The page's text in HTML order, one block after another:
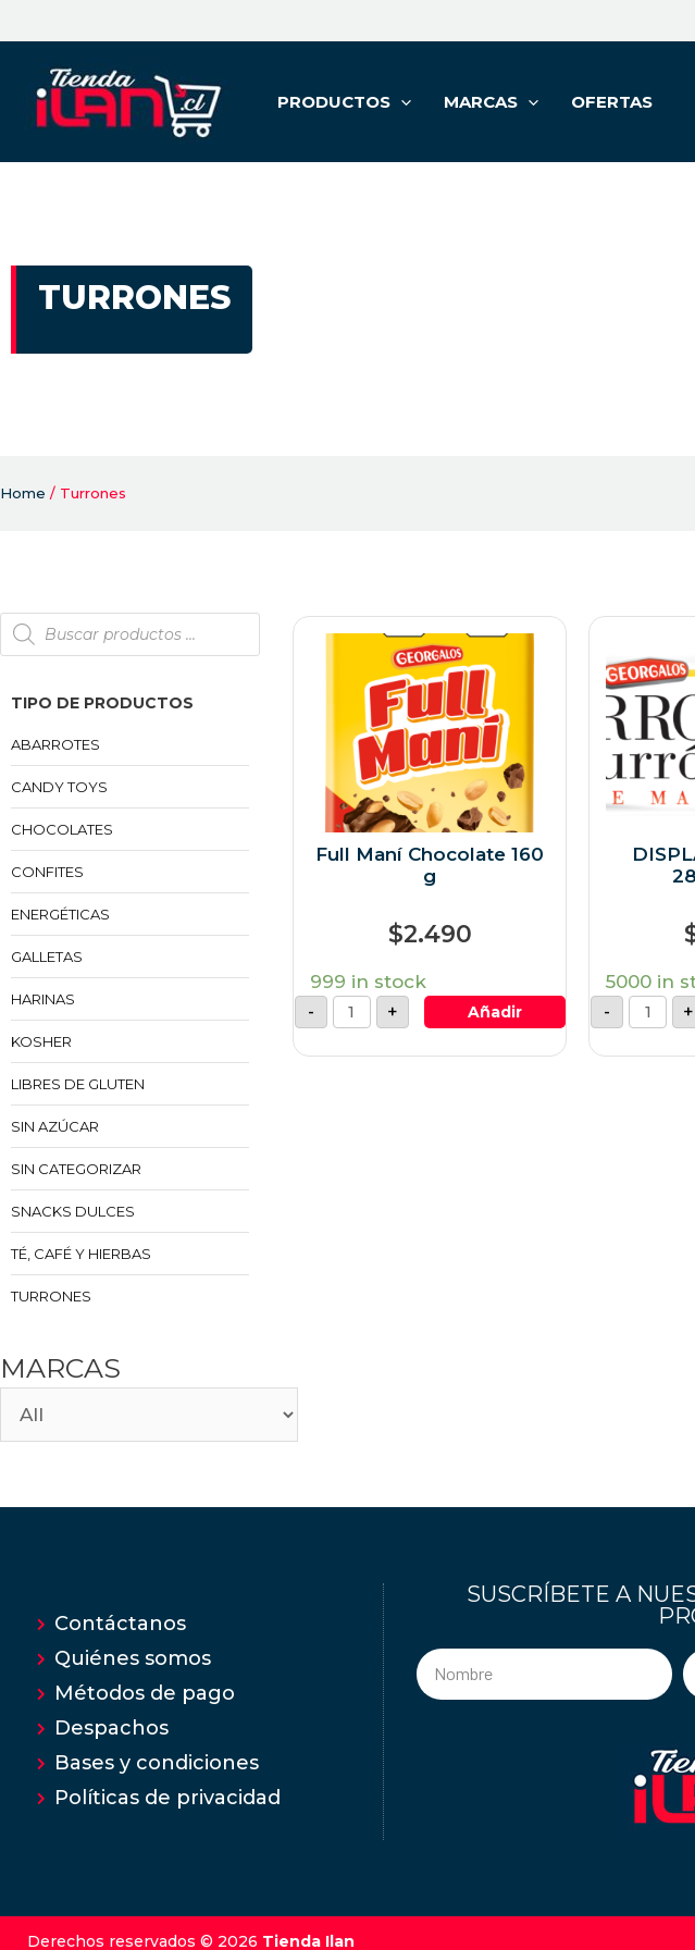
PRODUCTOS MARCAS OFERTAS
TURRONES
Home / Turrones
TIPO DE PRODUCTOS
ABARROTES
CANDY TOYS
CHOCOLATES
CONFITES
ENERGÉTICAS
GALLETAS
HARINAS
KOSHER
LIBRES DE GLUTEN
SIN AZÚCAR
SIN CATEGORIZAR
SNACKS DULCES
TÉ, CAFÉ Y HIERBAS
TURRONES
MARCAS
Full Maní Chocolate 160
g
$2.490
999 in stock
- + Añadir
5000 in
- +
Contáctanos
Quiénes somos
Métodos de pago
Despachos
Bases y condiciones
Políticas de privacidad
SUSCRÍBETE A
Derechos reservados © 2026 Tienda Ilan